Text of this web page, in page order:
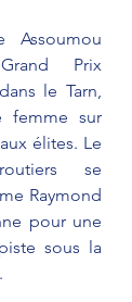
Assoumou
Prix
le Tarn,
femme sur
élites. Le
se
Raymond
pour une
sous la